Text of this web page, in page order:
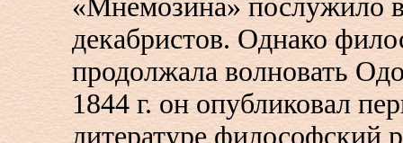
«Мнемозина» послужило
декабристов. Однако
продолжала волновать
1844 г. он опубликовал
литературе философский